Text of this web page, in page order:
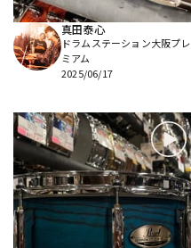
中古
真田泰心
ドラムステーション大阪プレ
ミアム
2025/06/17